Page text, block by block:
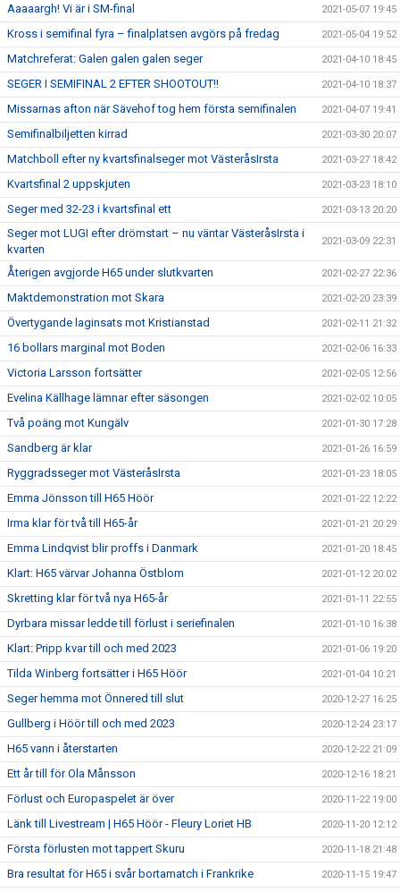
Aaaaargh! Vi är i SM-final 2021-05-07 19:45
Kross i semifinal fyra – finalplatsen avgörs på fredag 2021-05-04 19:52
Matchreferat: Galen galen galen seger 2021-04-10 18:45
SEGER I SEMIFINAL 2 EFTER SHOOTOUT!! 2021-04-10 18:37
Missarnas afton när Sävehof tog hem första semifinalen 2021-04-07 19:41
Semifinalbiljetten kirrad 2021-03-30 20:07
Matchboll efter ny kvartsfinalseger mot VästeråsIrsta 2021-03-27 18:42
Kvartsfinal 2 uppskjuten 2021-03-23 18:10
Seger med 32-23 i kvartsfinal ett 2021-03-13 20:20
Seger mot LUGI efter drömstart – nu väntar VästeråsIrsta i
kvarten
2021-03-09 22:31
Återigen avgjorde H65 under slutkvarten 2021-02-27 22:36
Maktdemonstration mot Skara 2021-02-20 23:39
Övertygande laginsats mot Kristianstad 2021-02-11 21:32
16 bollars marginal mot Boden 2021-02-06 16:33
Victoria Larsson fortsätter 2021-02-05 12:56
Evelina Källhage lämnar efter säsongen 2021-02-02 10:05
Två poäng mot Kungälv 2021-01-30 17:28
Sandberg är klar 2021-01-26 16:59
Ryggradsseger mot VästeråsIrsta 2021-01-23 18:05
Emma Jönsson till H65 Höör 2021-01-22 12:22
Irma klar för två till H65-år 2021-01-21 20:29
Emma Lindqvist blir proffs i Danmark 2021-01-20 18:45
Klart: H65 värvar Johanna Östblom 2021-01-12 20:02
Skretting klar för två nya H65-år 2021-01-11 22:55
Dyrbara missar ledde till förlust i seriefinalen 2021-01-10 16:38
Klart: Pripp kvar till och med 2023 2021-01-06 19:20
Tilda Winberg fortsätter i H65 Höör 2021-01-04 10:21
Seger hemma mot Önnered till slut 2020-12-27 16:25
Gullberg i Höör till och med 2023 2020-12-24 23:17
H65 vann i återstarten 2020-12-22 21:09
Ett år till för Ola Månsson 2020-12-16 18:21
Förlust och Europaspelet är över 2020-11-22 19:00
Länk till Livestream | H65 Höör - Fleury Loriet HB 2020-11-20 12:12
Första förlusten mot tappert Skuru 2020-11-18 21:48
Bra resultat för H65 i svår bortamatch i Frankrike 2020-11-15 19:47